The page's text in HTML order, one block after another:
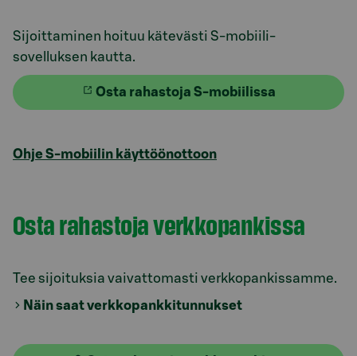
Sijoittaminen hoituu kätevästi S-mobiili-
sovelluksen kautta.
Osta rahastoja S-mobiilissa
Ohje S-mobiilin käyttöönottoon
Osta rahastoja verkkopankissa
Tee sijoituksia vaivattomasti verkkopankissamme.
Näin saat verkkopankkitunnukset